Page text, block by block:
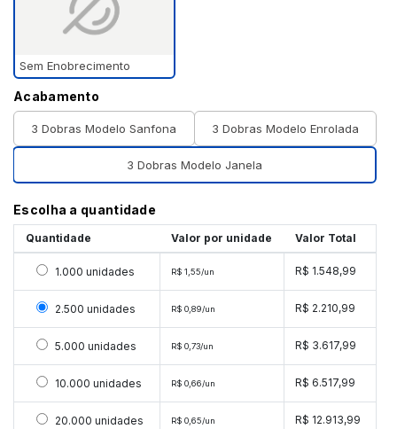
Sem Enobrecimento
Acabamento
3 Dobras Modelo Sanfona 3 Dobras Modelo Enrolada
3 Dobras Modelo Janela
Escolha a quantidade
Quantidade Valor por unidade Valor Total
Selecionar 1000 unidades
1.000 unidades R$ 1,55/un R$ 1.548,99
Selecionar 2500 unidades
2.500 unidades R$ 0,89/un R$ 2.210,99
Selecionar 5000 unidades
5.000 unidades R$ 0,73/un R$ 3.617,99
Selecionar 10000 unidades
10.000 unidades R$ 0,66/un R$ 6.517,99
Selecionar 20000 unidades
20.000 unidades R$ 0,65/un R$ 12.913,99